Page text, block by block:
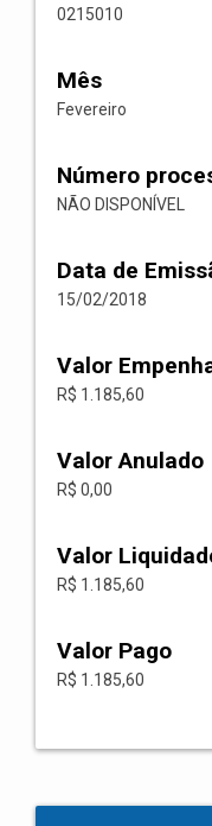
0215010
Mês
Fevereiro
Número
NÃO DISPONÍVEL
Data de
15/02/2018
Valor
R$ 1.185,60
Valor Anulado
R$ 0,00
Valor
R$ 1.185,60
Valor Pago
R$ 1.185,60